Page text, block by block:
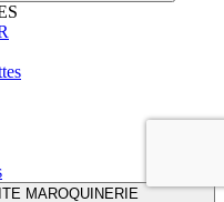
MAROQUINERIE